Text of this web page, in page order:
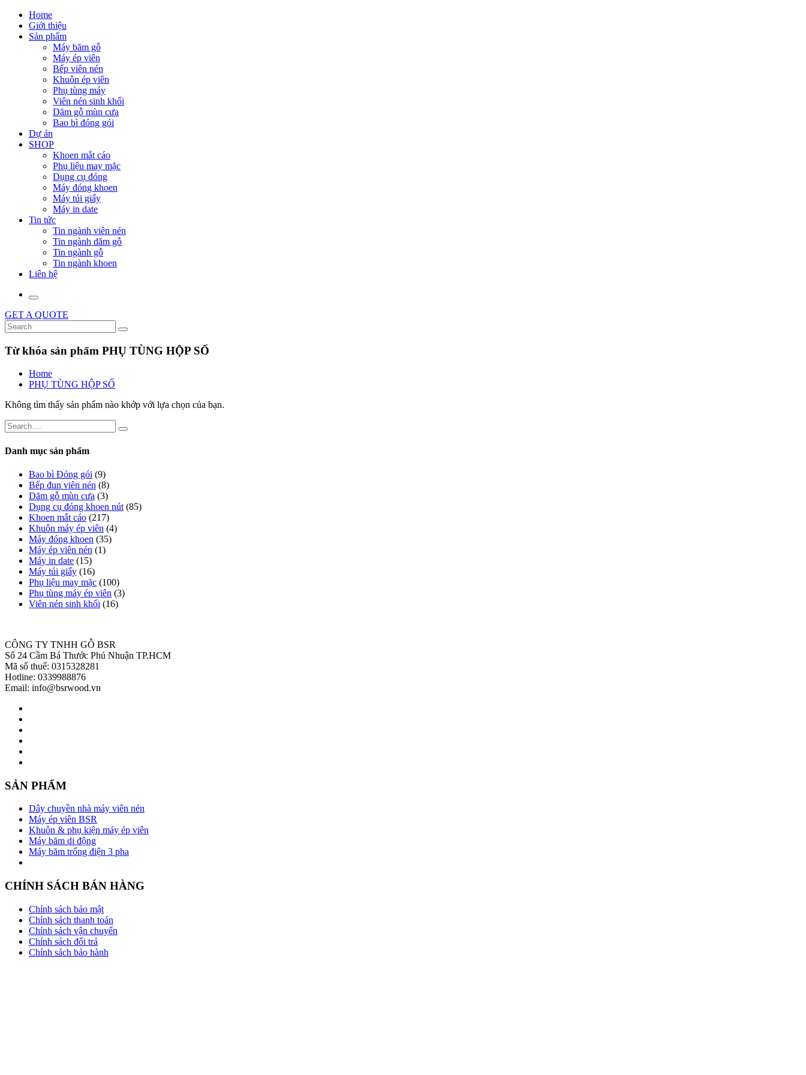
Home
Giới thiệu
Sản phẩm
Máy băm gỗ
Máy ép viên
Bếp viên nén
Khuôn ép viên
Phụ tùng máy
Viên nén sinh khối
Dăm gỗ mùn cưa
Bao bì đóng gói
Dự án
SHOP
Khoen mắt cáo
Phụ liệu may mặc
Dụng cụ đóng
Máy đóng khoen
Máy túi giấy
Máy in date
Tin tức
Tin ngành viên nén
Tin ngành dăm gỗ
Tin ngành gỗ
Tin ngành khoen
Liên hệ
GET A QUOTE
Từ khóa sản phẩm PHỤ TÙNG HỘP SỐ
Home
PHỤ TÙNG HỘP SỐ
Không tìm thấy sản phẩm nào khớp với lựa chọn của bạn.
Danh mục sản phẩm
Bao bì Đóng gói (9)
Bếp đun viên nén (8)
Dăm gỗ mùn cưa (3)
Dụng cụ đóng khoen nút (85)
Khoen mắt cáo (217)
Khuôn máy ép viên (4)
Máy đóng khoen (35)
Máy ép viên nén (1)
Máy in date (15)
Máy túi giấy (16)
Phụ liệu may mặc (100)
Phụ tùng máy ép viên (3)
Viên nén sinh khối (16)
CÔNG TY TNHH GỖ BSR
Số 24 Cầm Bá Thước Phú Nhuận TP.HCM
Mã số thuế: 0315328281
Hotline: 0339988876
Email: info@bsrwood.vn
SẢN PHẨM
Dây chuyền nhà máy viên nén
Máy ép viên BSR
Khuôn & phụ kiện máy ép viên
Máy băm di động
Máy băm trống điện 3 pha
CHÍNH SÁCH BÁN HÀNG
Chính sách bảo mật
Chính sách thanh toán
Chính sách vận chuyển
Chính sách đổi trả
Chính sách bảo hành